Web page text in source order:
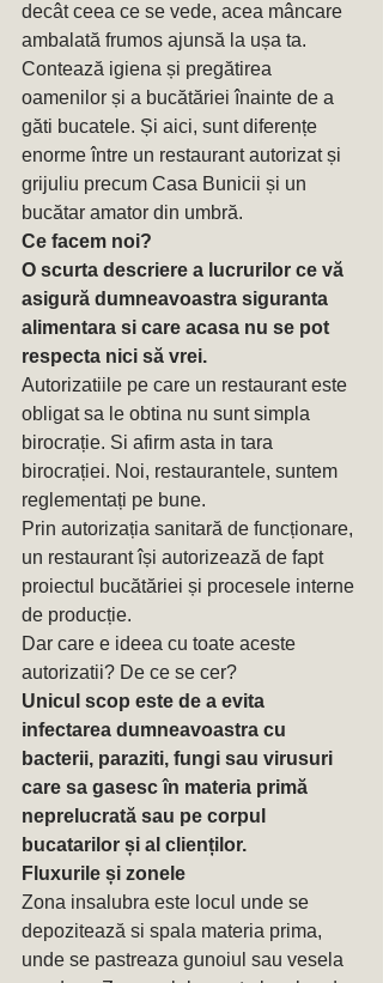
decât ceea ce se vede, acea mâncare
ambalată frumos ajunsă la ușa ta.
Contează igiena și pregătirea
oamenilor și a bucătăriei înainte de a
găti bucatele. Și aici, sunt diferențe
enorme între un restaurant autorizat și
grijuliu precum Casa Bunicii și un
bucătar amator din umbră.
Ce facem noi?
O scurta descriere a lucrurilor ce vă
asigură dumneavoastra siguranta
alimentara si care acasa nu se pot
respecta nici să vrei.
Autorizatiile pe care un restaurant este
obligat sa le obtina nu sunt simpla
birocrație. Si afirm asta in tara
birocrației. Noi, restaurantele, suntem
reglementați pe bune.
Prin autorizația sanitară de funcționare,
un restaurant își autorizează de fapt
proiectul bucătăriei și procesele interne
de producție.
Dar care e ideea cu toate aceste
autorizatii? De ce se cer?
Unicul scop este de a evita
infectarea dumneavoastra cu
bacterii, paraziti, fungi sau virusuri
care sa gasesc în materia primă
neprelucrată sau pe corpul
bucatarilor și al clienților.
Fluxurile și zonele
Zona insalubra este locul unde se
depozitează si spala materia prima,
unde se pastreaza gunoiul sau vesela